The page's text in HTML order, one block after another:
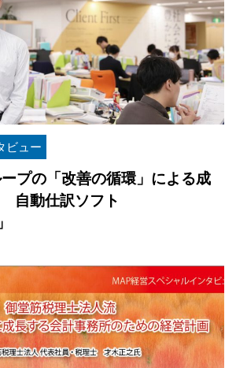
ビュー
プの「改善の循環」による成
自動仕訳ソフト